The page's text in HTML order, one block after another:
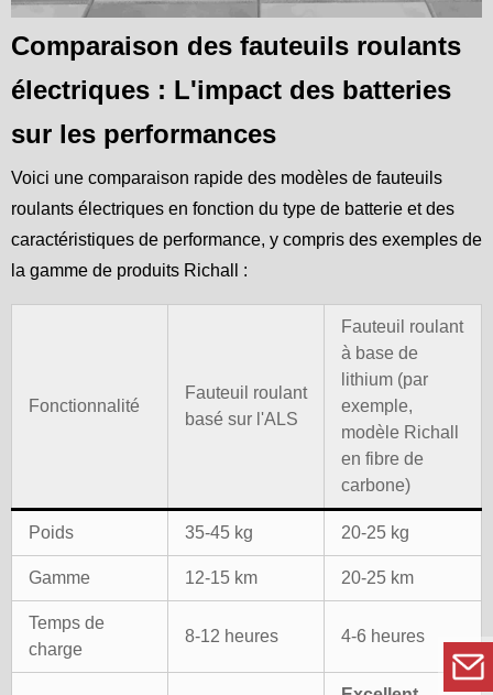
Comparaison des fauteuils roulants
électriques : L'impact des batteries
sur les performances
Voici une comparaison rapide des modèles de fauteuils
roulants électriques en fonction du type de batterie et des
caractéristiques de performance, y compris des exemples de
la gamme de produits Richall :
Fonctionnalité
Fauteuil roulant
basé sur l'ALS
Fauteuil roulant
à base de
lithium (par
exemple,
modèle Richall
en fibre de
carbone)
Poids 35-45 kg 20-25 kg
Gamme 12-15 km 20-25 km
Temps de
charge
8-12 heures 4-6 heures